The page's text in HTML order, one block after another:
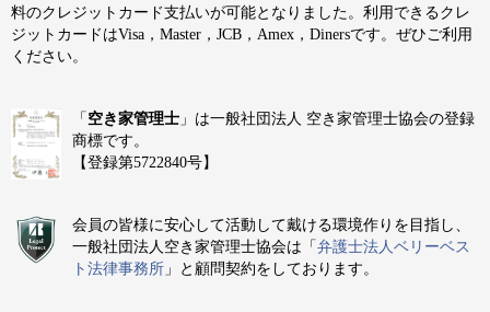
料のクレジットカード支払いが可能となりました。利用できるクレ
ジットカードはVisa，Master，JCB，Amex，Dinersです。ぜひご利用
ください。
「 空き家管理士 」は一般社団法人 空き家管理士協会の登録
商標です。
【登録第5722840号】
会員の皆様に安心して活動して戴ける環境作りを目指し、
一般社団法人空き家管理士協会は「弁護士法人ベリーベス
ト法律事務所 」と顧問契約をしております。